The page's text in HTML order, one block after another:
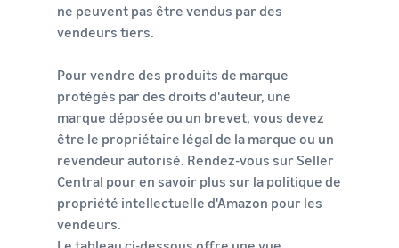
ne peuvent pas être vendus par des
vendeurs tiers.
Pour vendre des produits de marque
protégés par des droits d'auteur, une
marque déposée ou un brevet, vous devez
être le propriétaire légal de la marque ou un
revendeur autorisé. Rendez-vous sur Seller
Central pour en savoir plus sur la politique de
propriété intellectuelle d'Amazon pour les
vendeurs.